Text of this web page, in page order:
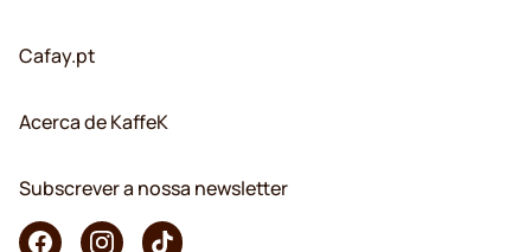
Cafay.pt
Acerca de KaffeK
Subscrever a nossa newsletter